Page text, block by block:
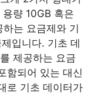
량 10GB 혹은
는 요금제와 기
입니다. 기초 데
제공하는 요금
함되어 있는 대신
로 기초 데이터가